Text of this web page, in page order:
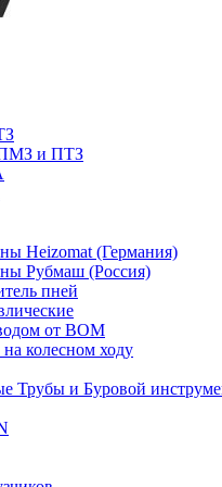
ПМЗ и ПТЗ
Heizomat (Германия)
Рубмаш (Россия)
пней
от ВОМ
колесном ходу
Трубы и Буровой